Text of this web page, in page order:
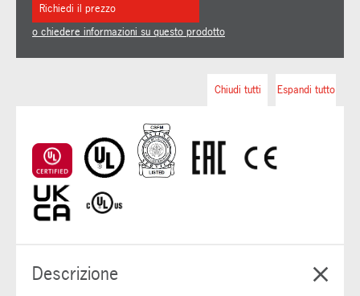
Richiedi il prezzo
o chiedere informazioni su questo prodotto
Espandi tutto
Chiudi tutti
Descrizione